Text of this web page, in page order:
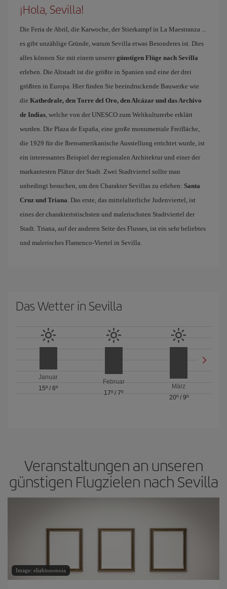
¡Hola, Sevilla!
Die Feria de Abril, die Karwoche, der Stierkampf in La Maestranza ...
es gibt unzählige Gründe, warum Sevilla etwas Besonderes ist. Dies
alles können Sie mit einem unserer günstigen Flüge nach Sevilla
erleben. Die Altstadt ist die größte in Spanien und eine der drei
größten in Europa. Hier finden Sie beeindruckende Bauwerke wie
die Kathedrale, den Torre del Oro, den Alcázar und das Archivo
de Indias, welche von der UNESCO zum Weltkulturerbe erklärt
wurden. Die Plaza de España, eine große monumentale Freifläche,
die 1929 für die Iberoamerikanische Ausstellung errichtet wurde, ist
ein interessantes Beispiel der regionalen Architektur und einer der
markantesten Plätze der Stadt. Zwei Stadtviertel sollte man
unbedingt besuchen, um den Charakter Sevillas zu erleben: Santa
Cruz und Triana. Das erste, das mittelalterliche Judenviertel, ist
eines der charakteristischsten und malerischsten Stadtviertel der
Stadt. Triana, auf der anderen Seite des Flusses, ist ein sehr beliebtes
und malerisches Flamenco-Viertel in Sevilla.
Das Wetter in Sevilla
Januar
15º /6º
Februar
17º / 7º
März
20º/ 9º
Veranstaltungen an unseren
günstigen Flugzielen nach Sevilla
Image: eliahinsomnia